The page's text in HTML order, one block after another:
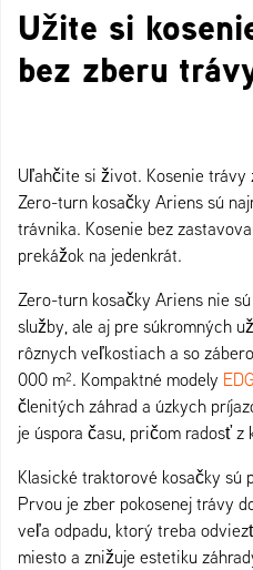
Užite si
bez zberu
Uľahčite si život. Kosenie trávy
Zero-turn kosačky Ariens sú
trávnika. Kosenie bez
prekážok na jedenkrát.
Zero-turn kosačky Ariens nie
služby, ale aj pre súkromných
rôznych veľkostiach a so
000 m². Kompaktné modely
členitých záhrad a úzkych
je úspora času, pričom radosť z
Klasické traktorové kosačky sú
Prvou je zber pokosenej trávy
veľa odpadu, ktorý treba
miesto a znižuje estetiku